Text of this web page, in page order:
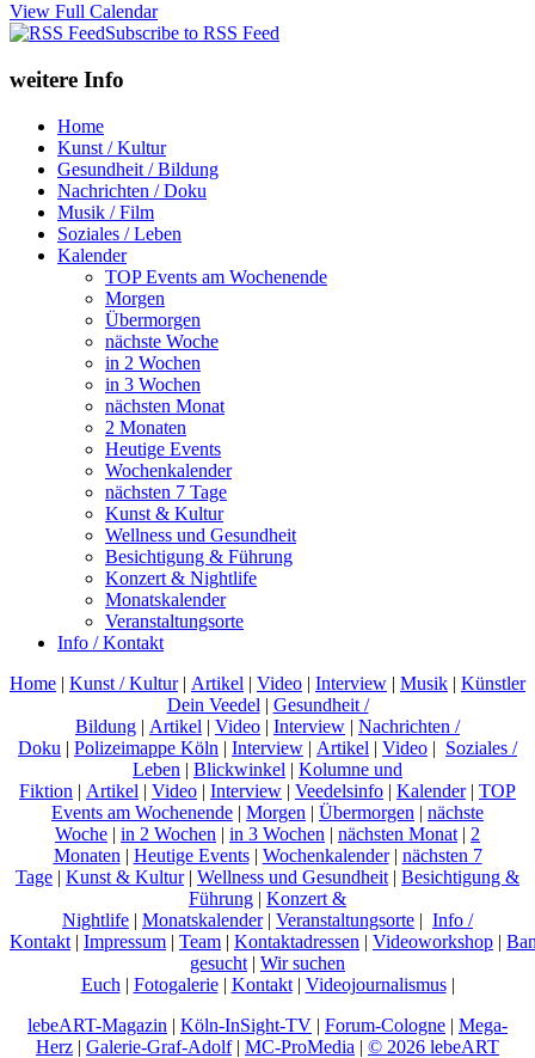
View Full Calendar
Subscribe to RSS Feed
weitere Info
Home
Kunst / Kultur
Gesundheit / Bildung
Nachrichten / Doku
Musik / Film
Soziales / Leben
Kalender
TOP Events am Wochenende
Morgen
Übermorgen
nächste Woche
in 2 Wochen
in 3 Wochen
nächsten Monat
2 Monaten
Heutige Events
Wochenkalender
nächsten 7 Tage
Kunst & Kultur
Wellness und Gesundheit
Besichtigung & Führung
Konzert & Nightlife
Monatskalender
Veranstaltungsorte
Info / Kontakt
Home | Kunst / Kultur| Artikel | Video | Interview | Musik | Künstler
Dein Veedel | Gesundheit /
Bildung | Artikel | Video | Interview | Nachrichten /
Doku | Polizeimappe Köln | Interview | Artikel | Video | Soziales /
Leben | Blickwinkel | Kolumne und
Fiktion | Artikel | Video | Interview | Veedelsinfo | Kalender| TOP
Events am Wochenende | Morgen | Übermorgen | nächste
Woche | in 2 Wochen | in 3 Wochen | nächsten Monat | 2
Monaten | Heutige Events| Wochenkalender| nächsten 7
Tage | Kunst & Kultur| Wellness und Gesundheit | Besichtigung &
Führung | Konzert &
Nightlife | Monatskalender| Veranstaltungsorte | Info /
Kontakt | Impressum | Team | Kontaktadressen | Videoworkshop |
gesucht | Wir suchen
Euch | Fotogalerie| Kontakt| Videojournalismus|
lebeART-Magazin | Köln-InSight-TV | Forum-Cologne | Mega-
Herz | Galerie-Graf-Adolf| MC-ProMedia | © 2026 lebeART